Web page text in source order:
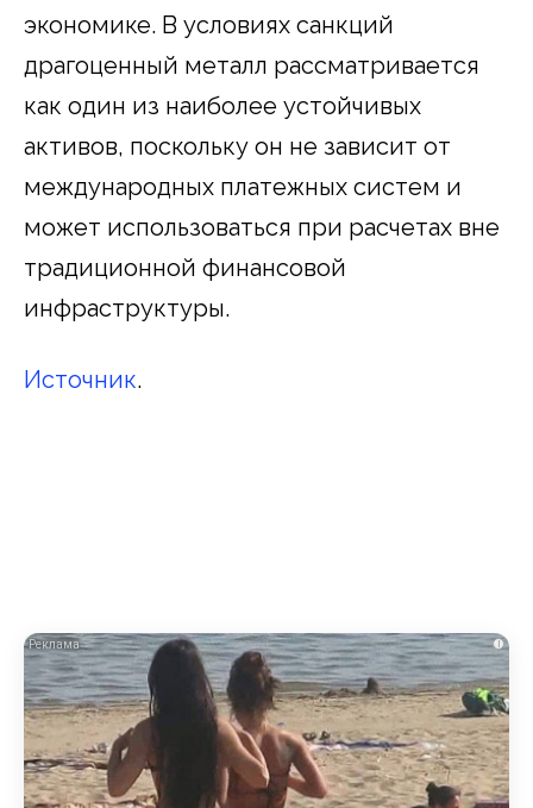
экономике. В условиях санкций
драгоценный металл рассматривается
как один из наиболее устойчивых
активов, поскольку он не зависит от
международных платежных систем и
может использоваться при расчетах вне
традиционной финансовой
инфраструктуры.
Источник.
i